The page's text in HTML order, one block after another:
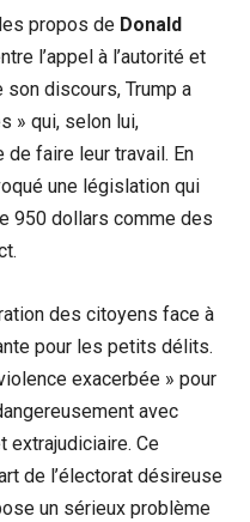
propos de Donald
l’appel à l’autorité et
son discours, Trump a
» qui, selon lui,
de faire leur travail. En
une législation qui
950 dollars comme des
des citoyens face à
pour les petits délits.
exacerbée » pour
avec
extrajudiciaire. Ce
de l’électorat désireuse
un sérieux problème